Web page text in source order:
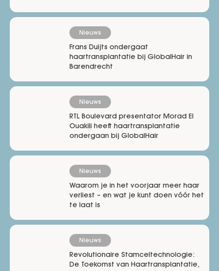
Nieuws
Frans Duijts ondergaat
haartransplantatie bij GlobalHair in
Barendrecht
Nieuws
RTL Boulevard presentator Morad El
Ouakili heeft haartransplantatie
ondergaan bij GlobalHair
Nieuws
Waarom je in het voorjaar meer haar
verliest – en wat je kunt doen vóór het
te laat is
Nieuws
Revolutionaire Stamceltechnologie:
De Toekomst van Haartransplantatie,